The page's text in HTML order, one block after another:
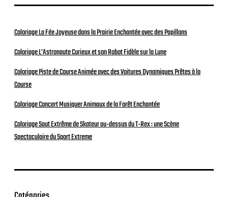
Coloriage La Fée Joyeuse dans la Prairie Enchantée avec des Papillons
Coloriage L’Astronaute Curieux et son Robot Fidèle sur la Lune
Coloriage Piste de Course Animée avec des Voitures Dynamiques Prêtes à la
Course
Coloriage Concert Musiquer Animaux de la Forêt Enchantée
Coloriage Saut Extrême de Skateur au-dessus du T-Rex : une Scène
Spectaculaire du Sport Extreme